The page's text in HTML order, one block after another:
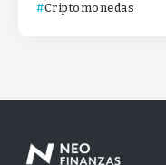
Criptomonedas